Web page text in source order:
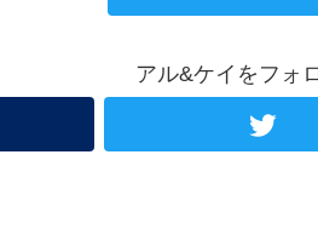
アル&ケイをフォ